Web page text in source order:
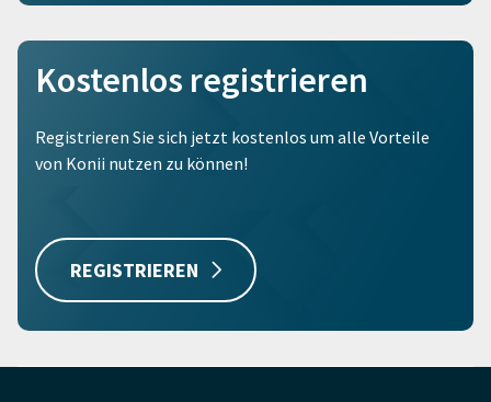
Kostenlos registrieren
Registrieren Sie sich jetzt kostenlos um alle Vorteile
von Konii nutzen zu können!
REGISTRIEREN